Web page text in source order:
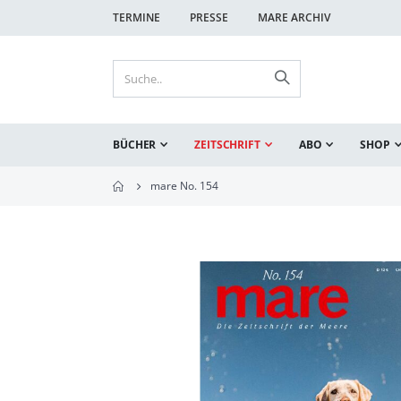
TERMINE PRESSE MARE ARCHIV
BÜCHER ZEITSCHRIFT ABO SHOP
mare No. 154